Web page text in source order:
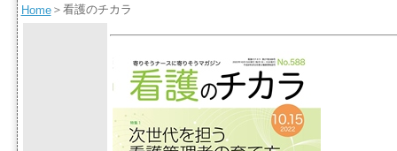
Home＞ 看護のチカラ